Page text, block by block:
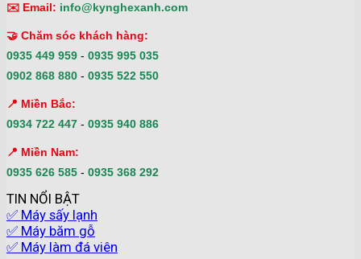
✉️ Email: info@kynghexanh.com
🤝 Chăm sóc khách hàng:
0935 449 959 - 0935 995 035
0902 868 880 - 0935 522 550
📍 Miền Bắc:
0934 722 447 - 0935 940 886
📍 Miền Nam:
0935 626 585 - 0935 368 292
TIN NỔI BẬT
✅ Máy sấy lạnh
✅ Máy băm gỗ
✅ Máy làm đá viên